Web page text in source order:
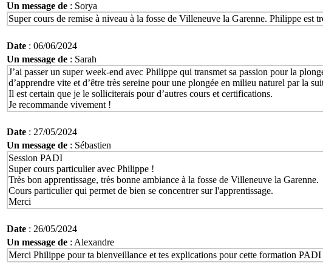
Un message de : Sorya
Super cours de remise à niveau à la fosse de Villeneuve la Garenne. Philippe est
Date : 06/06/2024
Un message de : Sarah
J’ai passer un super week-end avec Philippe qui transmet sa passion pour la
d’apprendre vite et d’être très sereine pour une plongée en milieu naturel par la
Il est certain que je le solliciterais pour d’autres cours et certifications.
Je recommande vivement !
Date : 27/05/2024
Un message de : Sébastien
Session PADI
Super cours particulier avec Philippe !
Très bon apprentissage, très bonne ambiance à la fosse de Villeneuve la Garenne.
Cours particulier qui permet de bien se concentrer sur l'apprentissage.
Merci
Date : 26/05/2024
Un message de : Alexandre
Merci Philippe pour ta bienveillance et tes explications pour cette formation